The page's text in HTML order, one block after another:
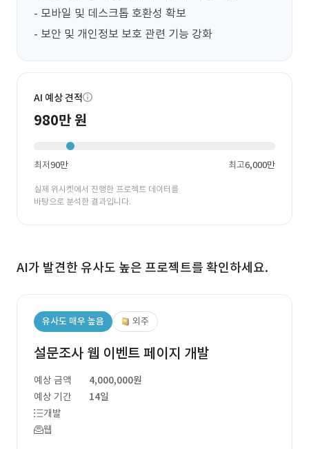
- 모바일 및 데스크톱 호환성 확보
- 보안 및 개인정보 보호 관련 기능 강화
AI 예상 견적
980만 원
최저90만 최고6,000만
실제 위시켓에서 진행한 프로젝트 데이터를
바탕으로 분석한 결과입니다.
AI가 발견한 유사도 높은 프로젝트를 확인하세요.
유사도 매우 높음 외주
설문조사 웹 이벤트 페이지 개발
예상 금액
4,000,000원
예상 기간
14일
개발
웹